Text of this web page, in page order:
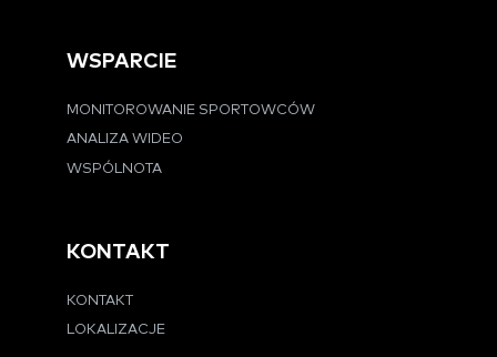
WSPARCIE
MONITOROWANIE SPORTOWCÓW
ANALIZA WIDEO
WSPÓLNOTA
KONTAKT
KONTAKT
LOKALIZACJE